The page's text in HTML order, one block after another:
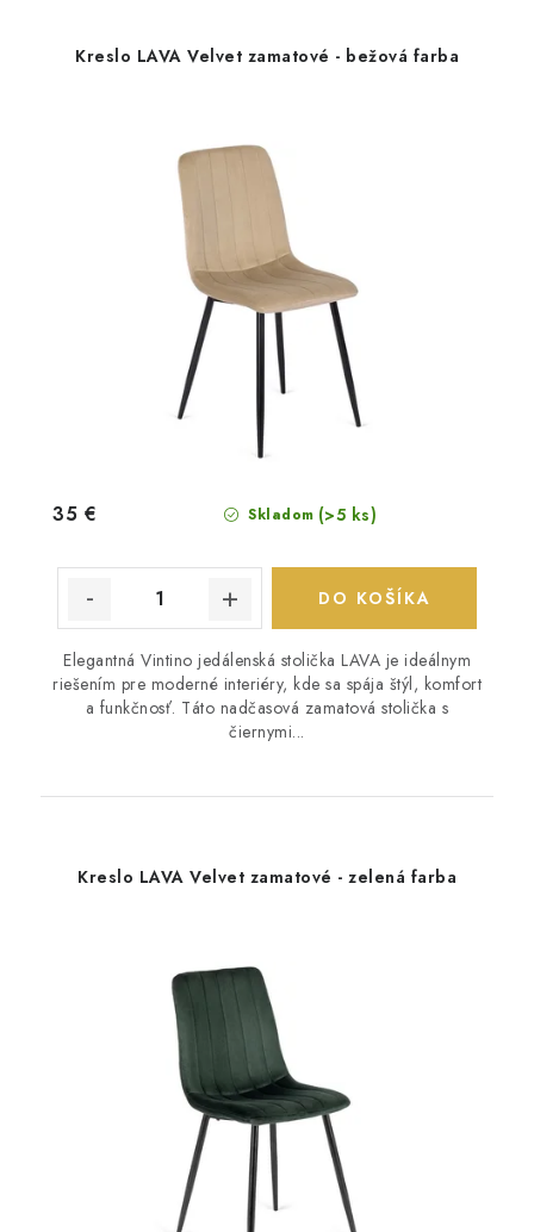
Kreslo LAVA Velvet zamatové - bežová farba
Skladom (>5 ks)
35 €
DO KOŠÍKA
Elegantná Vintino jedálenská stolička LAVA je ideálnym
riešením pre moderné interiéry, kde sa spája štýl, komfort
a funkčnosť. Táto nadčasová zamatová stolička s
čiernymi...
Kreslo LAVA Velvet zamatové - zelená farba